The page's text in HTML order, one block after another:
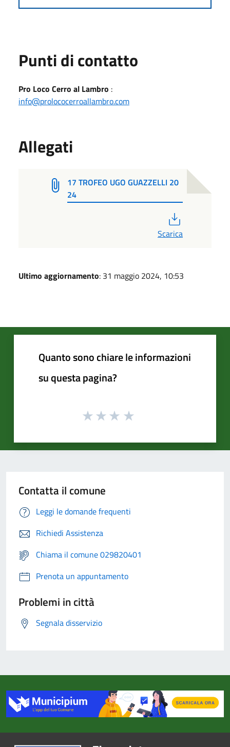
Punti di contatto
Pro Loco Cerro al Lambro :
info@prolococerroallambro.com
Allegati
17 TROFEO UGO GUAZZELLI 20
24
Scarica
Ultimo aggiornamento: 31 maggio 2024, 10:53
Quanto sono chiare le informazioni
su questa pagina?
Contatta il comune
Leggi le domande frequenti
Richiedi Assistenza
Chiama il comune 029820401
Prenota un appuntamento
Problemi in città
Segnala disservizio